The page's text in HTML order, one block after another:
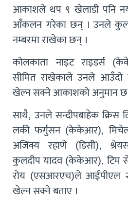
आकाशले थप ९ खेलाडी पनि
आँकलन गरेका छन् । उनले
नम्बरमा राखेका छन् ।
कोलकाता नाइट राइडर्स
सीमित राखेकाले उनले आउँदो
खेल्न सक्ने आकाशको अनुमान छ
साथै, उनले सन्दीपबाहेक क्रिस
लकी फर्गुसन (केकेआर),
अजिंक्य रहाणे (डिसी),
कुलदीप यादव (केकेआर),
रोय (एसआरएच)ले आईपीएल
खेल्न सक्ने बताए ।